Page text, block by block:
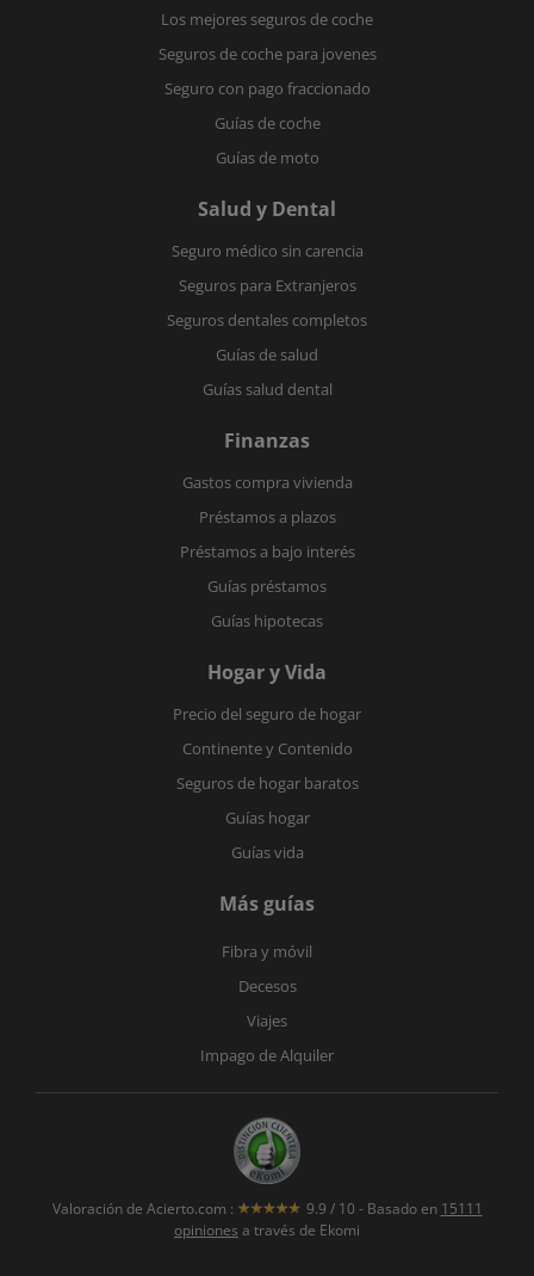
Los mejores seguros de coche
Seguros de coche para jovenes
Seguro con pago fraccionado
Guías de coche
Guías de moto
Salud y Dental
Seguro médico sin carencia
Seguros para Extranjeros
Seguros dentales completos
Guías de salud
Guías salud dental
Finanzas
Gastos compra vivienda
Préstamos a plazos
Préstamos a bajo interés
Guías préstamos
Guías hipotecas
Hogar y Vida
Precio del seguro de hogar
Continente y Contenido
Seguros de hogar baratos
Guías hogar
Guías vida
Más guías
Fibra y móvil
Decesos
Viajes
Impago de Alquiler
Valoración de Acierto.com : 9.9 / 10 - Basado en 15111
opiniones a través de Ekomi